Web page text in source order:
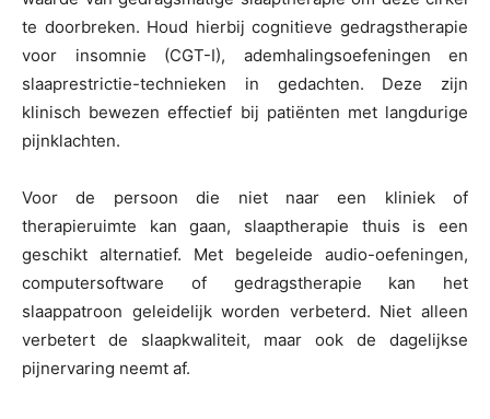
te doorbreken. Houd hierbij cognitieve gedragstherapie
voor insomnie (CGT-I), ademhalingsoefeningen en
slaaprestrictie-technieken in gedachten. Deze zijn
klinisch bewezen effectief bij patiënten met langdurige
pijnklachten.
Voor de persoon die niet naar een kliniek of
therapieruimte kan gaan, slaaptherapie thuis is een
geschikt alternatief. Met begeleide audio-oefeningen,
computersoftware of gedragstherapie kan het
slaappatroon geleidelijk worden verbeterd. Niet alleen
verbetert de slaapkwaliteit, maar ook de dagelijkse
pijnervaring neemt af.